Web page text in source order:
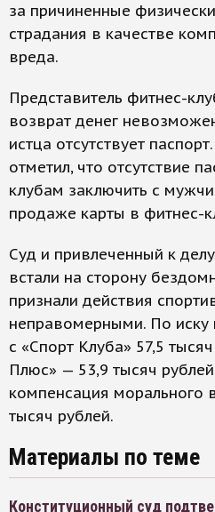
за причиненные
страдания в качестве
вреда.
Представитель фитнес-
возврат денег
истца отсутствует
отметил, что отсутствие
клубам заключить с
продаже карты в фитнес-
Суд и привлеченный к
встали на сторону
признали действия
неправомерными. По
с «Спорт Клуба» 57,5
Плюс» — 53,9 тысяч
компенсация морального
тысяч рублей.
Материалы по теме
Конституционный суд